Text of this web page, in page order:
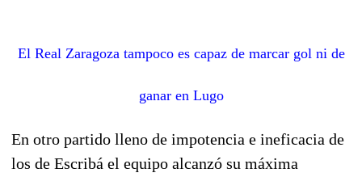
El Real Zaragoza tampoco es capaz de marcar gol ni de
ganar en Lugo
En otro partido lleno de impotencia e ineficacia de
los de Escribá el equipo alcanzó su máxima